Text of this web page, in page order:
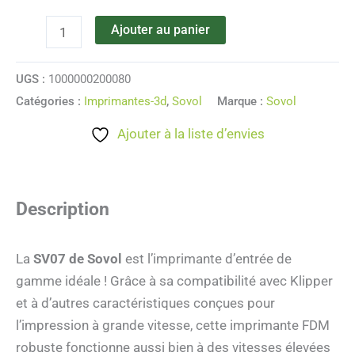
Ajouter au panier
UGS : 1000000200080
Catégories : Imprimantes-3d, Sovol Marque : Sovol
Ajouter à la liste d’envies
Description
La SV07 de Sovol est l’imprimante d’entrée de
gamme idéale ! Grâce à sa compatibilité avec Klipper
et à d’autres caractéristiques conçues pour
l’impression à grande vitesse, cette imprimante FDM
robuste fonctionne aussi bien à des vitesses élevées